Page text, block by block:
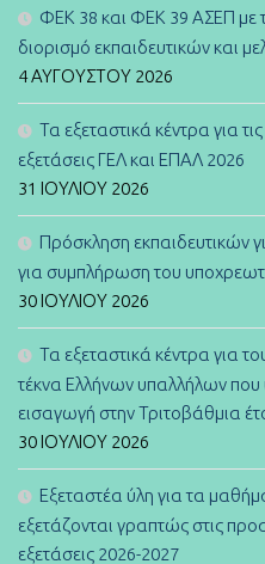
ΦΕΚ 38 και ΦΕΚ 39 ΑΣΕΠ με
διορισμό εκπαιδευτικών και
4 ΑΥΓΟΎΣΤΟΥ 2026
Τα εξεταστικά κέντρα για
εξετάσεις ΓΕΛ και ΕΠΑΛ 2026
31 ΙΟΥΛΊΟΥ 2026
Πρόσκληση εκπαιδευτικών
για συμπλήρωση του
30 ΙΟΥΛΊΟΥ 2026
Τα εξεταστικά κέντρα για
τέκνα Ελλήνων υπαλλήλων που
εισαγωγή στην Τριτοβάθμια
30 ΙΟΥΛΊΟΥ 2026
Εξεταστέα ύλη για τα
εξετάζονται γραπτώς στις
εξετάσεις 2026-2027